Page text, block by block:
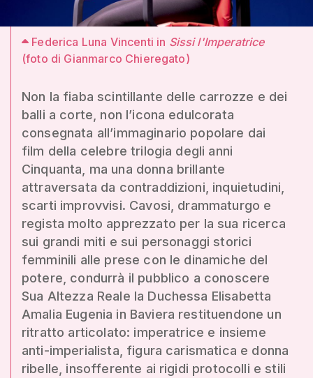
Federica Luna Vincenti in Sissi l'Imperatrice
(foto di Gianmarco Chieregato)
Non la fiaba scintillante delle carrozze e dei
balli a corte, non l’icona edulcorata
consegnata all’immaginario popolare dai
film della celebre trilogia degli anni
Cinquanta, ma una donna brillante
attraversata da contraddizioni, inquietudini,
scarti improvvisi. Cavosi, drammaturgo e
regista molto apprezzato per la sua ricerca
sui grandi miti e sui personaggi storici
femminili alle prese con le dinamiche del
potere, condurrà il pubblico a conoscere
Sua Altezza Reale la Duchessa Elisabetta
Amalia Eugenia in Baviera restituendone un
ritratto articolato: imperatrice e insieme
anti-imperialista, figura carismatica e donna
ribelle, insofferente ai rigidi protocolli e stili